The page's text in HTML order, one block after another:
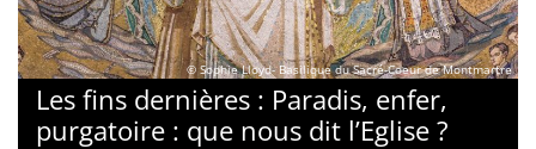
© Sophie Lloyd- Basilique du Sacré-Coeur de Montmartre
Les fins dernières : Paradis, enfer,
purgatoire : que nous dit l’Eglise ?